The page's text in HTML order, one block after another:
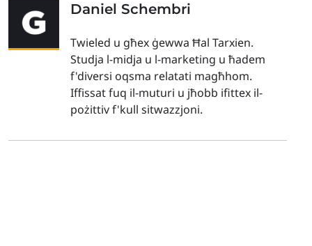
Daniel Schembri
Twieled u għex ġewwa Ħal Tarxien.
Studja l-midja u l-marketing u ħadem
f'diversi oqsma relatati magħhom.
Iffissat fuq il-muturi u jħobb ifittex il-
pożittiv f'kull sitwazzjoni.